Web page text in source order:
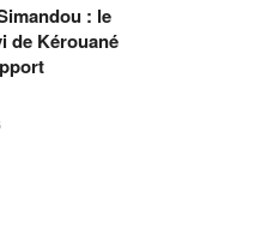
: le
de Kérouané